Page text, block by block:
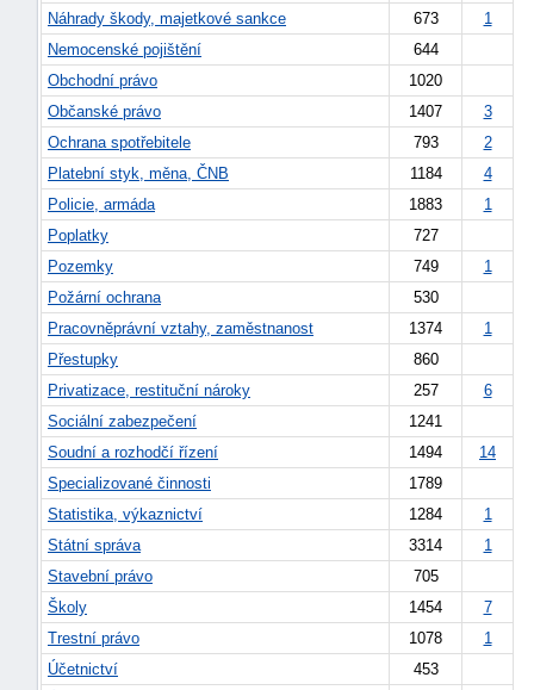
Náhrady škody, majetkové sankce
673
1
Nemocenské pojištění
644
Obchodní právo
1020
Občanské právo
1407
3
Ochrana spotřebitele
793
2
Platební styk, měna, ČNB
1184
4
Policie, armáda
1883
1
Poplatky
727
Pozemky
749
1
Požární ochrana
530
Pracovněprávní vztahy, zaměstnanost
1374
1
Přestupky
860
Privatizace, restituční nároky
257
6
Sociální zabezpečení
1241
Soudní a rozhodčí řízení
1494
14
Specializované činnosti
1789
Statistika, výkaznictví
1284
1
Státní správa
3314
1
Stavební právo
705
Školy
1454
7
Trestní právo
1078
1
Účetnictví
453
+náhrady